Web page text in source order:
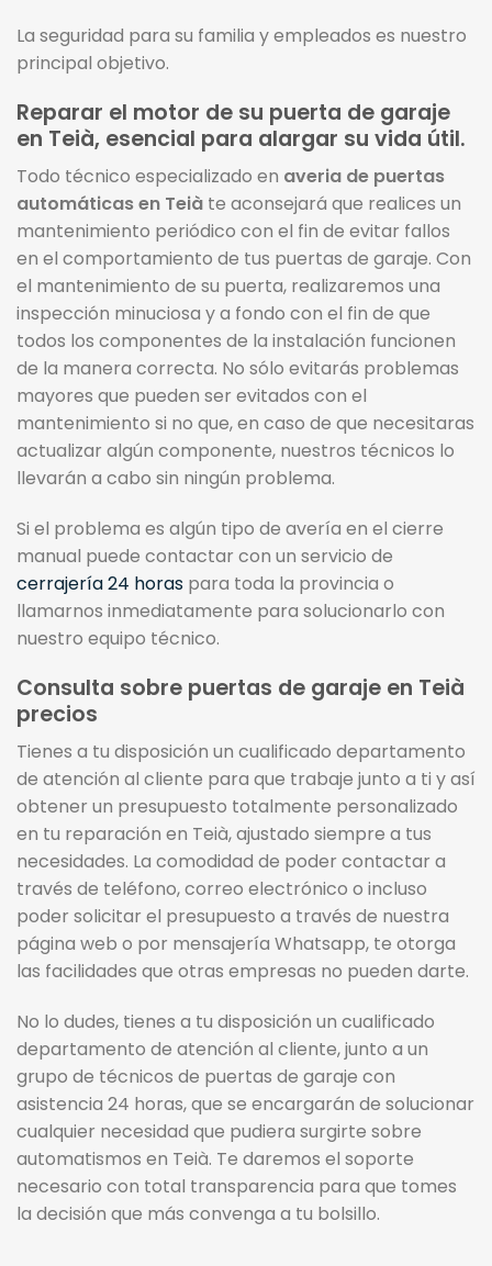
La seguridad para su familia y empleados es nuestro
principal objetivo.
Reparar el motor de su puerta de garaje
en Teià, esencial para alargar su vida útil.
Todo técnico especializado en averia de puertas
automáticas en Teià te aconsejará que realices un
mantenimiento periódico con el fin de evitar fallos
en el comportamiento de tus puertas de garaje. Con
el mantenimiento de su puerta, realizaremos una
inspección minuciosa y a fondo con el fin de que
todos los componentes de la instalación funcionen
de la manera correcta. No sólo evitarás problemas
mayores que pueden ser evitados con el
mantenimiento si no que, en caso de que necesitaras
actualizar algún componente, nuestros técnicos lo
llevarán a cabo sin ningún problema.
Si el problema es algún tipo de avería en el cierre
manual puede contactar con un servicio de
cerrajería 24 horas para toda la provincia o
llamarnos inmediatamente para solucionarlo con
nuestro equipo técnico.
Consulta sobre puertas de garaje en Teià
precios
Tienes a tu disposición un cualificado departamento
de atención al cliente para que trabaje junto a ti y así
obtener un presupuesto totalmente personalizado
en tu reparación en Teià, ajustado siempre a tus
necesidades. La comodidad de poder contactar a
través de teléfono, correo electrónico o incluso
poder solicitar el presupuesto a través de nuestra
página web o por mensajería Whatsapp, te otorga
las facilidades que otras empresas no pueden darte.
No lo dudes, tienes a tu disposición un cualificado
departamento de atención al cliente, junto a un
grupo de técnicos de puertas de garaje con
asistencia 24 horas, que se encargarán de solucionar
cualquier necesidad que pudiera surgirte sobre
automatismos en Teià. Te daremos el soporte
necesario con total transparencia para que tomes
la decisión que más convenga a tu bolsillo.